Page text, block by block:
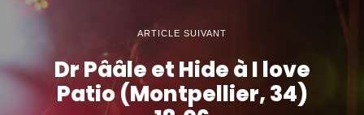
ARTICLE SUIVANT
Dr Pââle et Hide à I love
Patio (Montpellier, 34)